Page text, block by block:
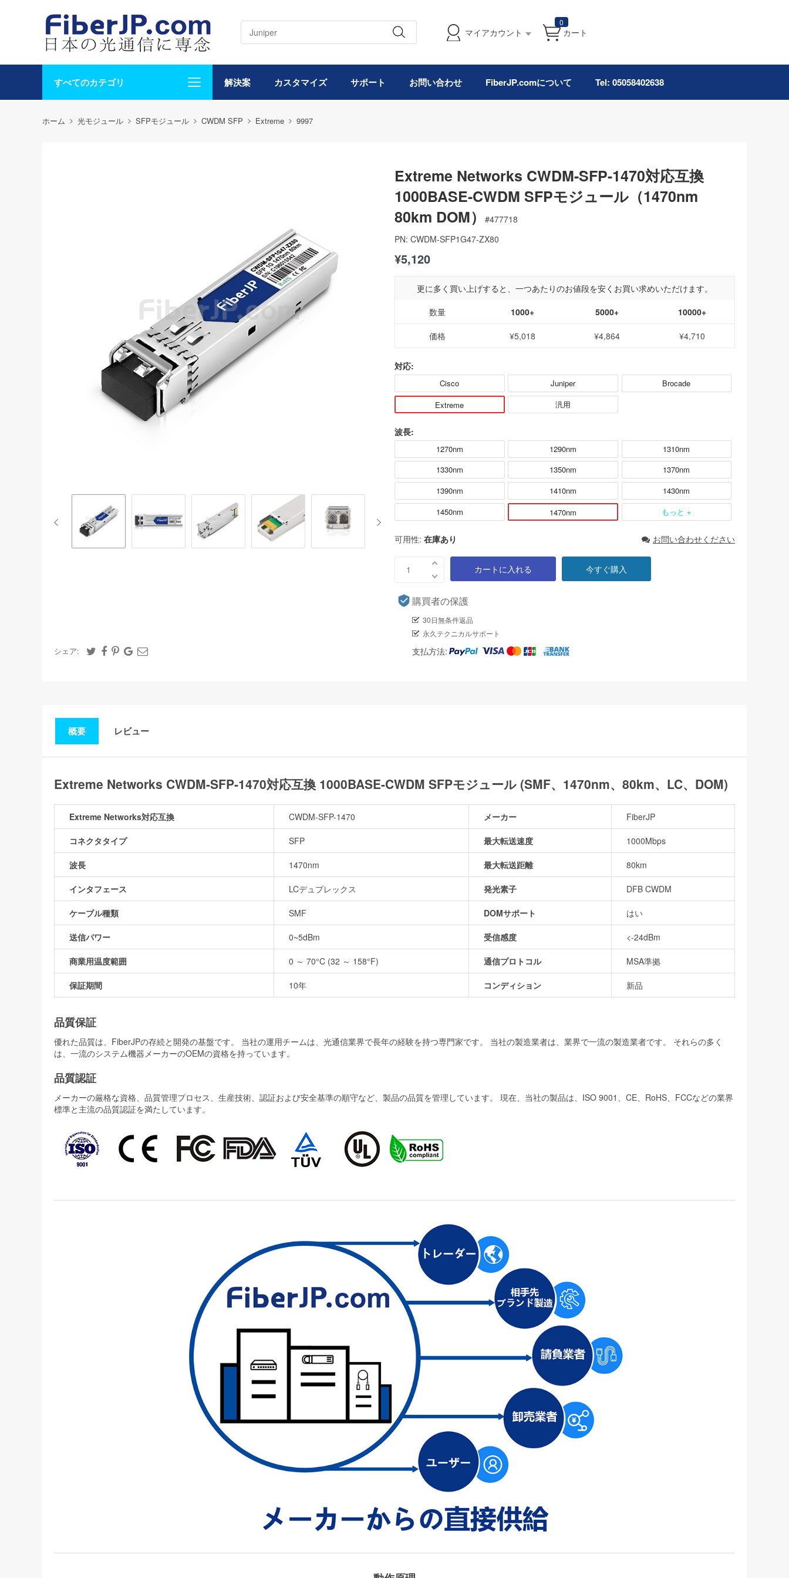
マイアカウント
0
カート
すべてのカテゴリ 解決案 カスタマイズ サポート お問い合わせ FiberJP.comについて Tel: 05058402638
ホーム 光モジュール SFPモジュール CWDM SFP Extreme 9997
シェア:
Extreme Networks CWDM-SFP-1470対応互換
1000BASE-CWDM SFPモジュール（1470nm
80km DOM）
#477718
PN: CWDM-SFP1G47-ZX80
¥5,120
更に多く買い上げすると、一つあたりのお値段を安くお買い求めいただけます。
数量
1000+ 5000+ 10000+
価格 ¥5,018 ¥4,864 ¥4,710
対応:
Cisco Juniper
Brocade
Extreme
汎用
波長:
1270nm 1290nm
1310nm
1330nm
1350nm
1370nm
1390nm
1410nm
1430nm
1450nm
1470nm もっと +
可用性: 在庫あり お問い合わせください
カートに入れる 今すぐ購入
購買者の保護
30日無条件返品
永久テクニカルサポート
支払方法:
概要 レビュー
Extreme Networks CWDM-SFP-1470対応互換 1000BASE-CWDM SFPモジュール (SMF、1470nm、80km、LC、DOM)
Extreme Networks対応互換 CWDM-SFP-1470 メーカー FiberJP
コネクタタイプ SFP 最大転送速度 1000Mbps
波長 1470nm 最大転送距離 80km
インタフェース LCデュプレックス 発光素子 DFB CWDM
ケーブル種類 SMF DOMサポート はい
送信パワー 0~5dBm 受信感度 <-24dBm
商業用温度範囲 0 ～ 70°C (32 ～ 158°F) 通信プロトコル MSA準拠
保証期間 10年 コンディション 新品
品質保証
優れた品質は、FiberJPの存続と開発の基盤です。 当社の運用チームは、光通信業界で長年の経験を持つ専門家です。 当社の製造業者は、業界で一流の製造業者です。 それらの多く
は、一流のシステム機器メーカーのOEMの資格を持っています。
品質認証
メーカーの厳格な資格、品質管理プロセス、生産技術、認証および安全基準の順守など、製品の品質を管理しています。 現在、当社の製品は、ISO 9001、CE、RoHS、FCCなどの業界
標準と主流の品質認証を満たしています。